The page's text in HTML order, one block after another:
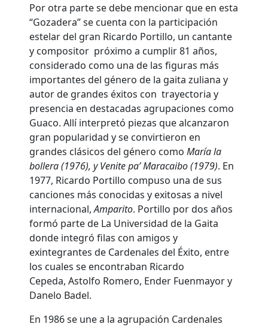
Por otra parte se debe mencionar que en esta
“Gozadera” se cuenta con la participación
estelar del gran Ricardo Portillo, un cantante
y compositor próximo a cumplir 81 años,
considerado como una de las figuras más
importantes del género de la gaita zuliana y
autor de grandes éxitos con trayectoria y
presencia en destacadas agrupaciones como
Guaco. Allí interpretó piezas que alcanzaron
gran popularidad y se convirtieron en
grandes clásicos del género comoMaría la
bollera (1976), y Venite pa’ Maracaibo (1979). En
1977, Ricardo Portillo compuso una de sus
canciones más conocidas y exitosas a nivel
internacional,Amparito. Portillo por dos años
formó parte de La Universidad de la Gaita
donde integró filas con amigos y
exintegrantes de Cardenales del Éxito, entre
los cuales se encontraban Ricardo
Cepeda, Astolfo Romero, Ender Fuenmayor y
Danelo Badel.
En 1986 se une a la agrupación Cardenales